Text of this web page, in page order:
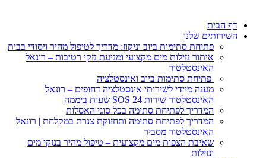
הבית
שלנו
פתיחת סתימות ביוב וניקוז: מדריך לטיפול מהיר ויסודי בבית
איתור נזילות מים מקצועי ומניעת נזקי רטיבות – רונאל
האינסטלטור
פתיחת סתימות ביוב ואינסטלציה
מענה מיידי לשירותי אינסטלציה דחופים – רונאל
האינסטלטור שירות SOS 24 שעות ביממה
המדריך לפתיחת סתימה בכל סוגי האסלות
המדריך לפתיחת סתימה ותחזוקת צנרת במקלחת | רונאל
האינסטלטור מסביר
שאיבת הצפות מים מקצועית – טיפול מהיר בנזקי מים